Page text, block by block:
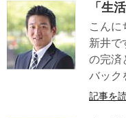
「生
こんに
新井で
の完済
バック
記事を